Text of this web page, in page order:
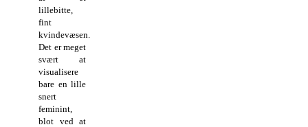
lillebitte,
fint
kvindevæsen.
Det er meget
svært at
visualisere
bare en lille
snert
feminint,
blot ved at